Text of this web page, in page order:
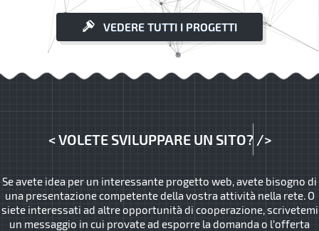
VEDERE TUTTI I PROGETTI
<VOLETE SVILUPPARE UN SITO? />
Se avete idea per un interessante progetto web, avete bisogno di
una presentazione competente della vostra attività nella rete. O
siete interessati ad altre opportunità di cooperazione, scrivetemi
un messaggio in cui provate ad esporre la domanda o l’offerta